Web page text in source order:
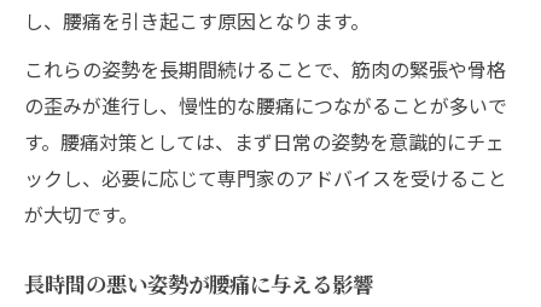
し、腰痛を引き起こす原因となります。
これらの姿勢を長期間続けることで、筋肉の緊張や骨格
の歪みが進行し、慢性的な腰痛につながることが多いで
す。腰痛対策としては、まず日常の姿勢を意識的にチェ
ックし、必要に応じて専門家のアドバイスを受けること
が大切です。
長時間の悪い姿勢が腰痛に与える影響